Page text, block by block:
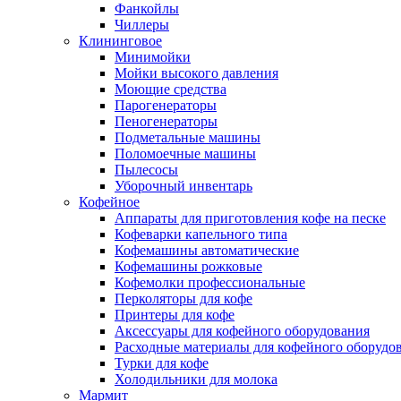
Фанкойлы
Чиллеры
Клининговое
Минимойки
Мойки высокого давления
Моющие средства
Парогенераторы
Пеногенераторы
Подметальные машины
Поломоечные машины
Пылесосы
Уборочный инвентарь
Кофейное
Аппараты для приготовления кофе на песке
Кофеварки капельного типа
Кофемашины автоматические
Кофемашины рожковые
Кофемолки профессиональные
Перколяторы для кофе
Принтеры для кофе
Аксессуары для кофейного оборудования
Расходные материалы для кофейного
Турки для кофе
Холодильники для молока
Мармит